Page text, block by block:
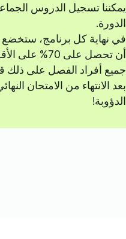
يمكننا تسجيل الدروس
الدورة.
أن تحصل على
جميع أفراد الفصل على ذلك
بعد الانتهاء من الامتحان
الدؤوبة!